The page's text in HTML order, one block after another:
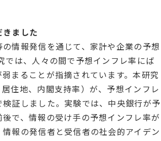
ました
情報発信を通じて、家計や企業の予想
では、人々の間で予想インフレ率にば
まることが指摘されています。本研究
住地、内閣支持率）が、予想インフレ
証しました。実験では、中央銀行が予
で、情報の受け手の予想インフレ率が
報の発信者と受信者の社会的アイデン